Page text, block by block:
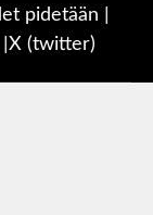
pidetään |
X (twitter)